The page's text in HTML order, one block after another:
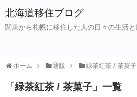
北海道移住ブログ
関東から札幌に移住した人の日々の生活
ホーム 通販 緑茶紅茶 / 茶菓子
「 緑茶紅茶 / 茶菓子 」 一覧